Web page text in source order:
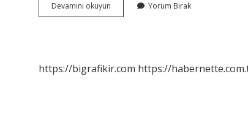
Devamını okuyun
Çalışanları
Yorum Bırak
https://bigrafikir.com https://